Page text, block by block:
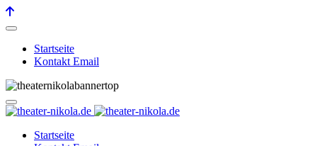
Startseite
Kontakt Email
Startseite